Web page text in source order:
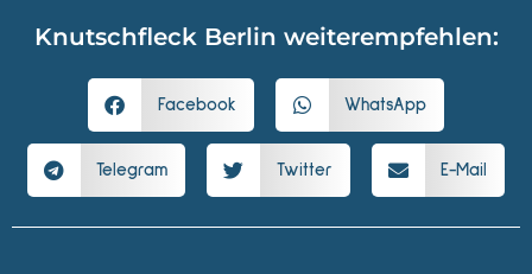
Knutschfleck Berlin weiterempfehlen:
Facebook WhatsApp
Telegram Twitter E-Mail